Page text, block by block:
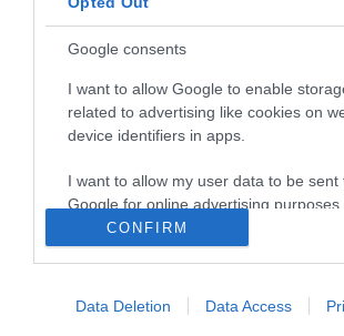
Google consents
I want to allow Google to enable
related to advertising like cookies on
device identifiers in apps.
I want to allow my user data to be sent
Google for online advertising purposes.
I want to allow Google to send me
I want to allow Google to enable storage
CONFIRM
Data Deletion Data Access
államtitkárt, miután az Ultrahang podcastban
háziorvosi pálya az egyetem...